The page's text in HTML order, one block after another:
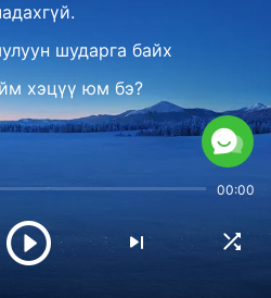
шударга байх
хэцүү юм бэ?
хорон санаатай юм
Хэн намайг аварч чадах
вэ?
00:00